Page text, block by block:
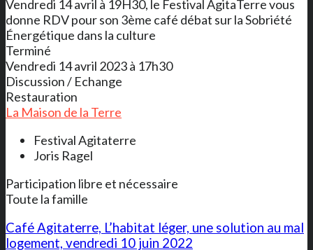
Vendredi 14 avril à 19H30, le Festival AgitaTerre vous
donne RDV pour son 3ème café débat sur la Sobriété
Énergétique dans la culture
Terminé
Vendredi 14 avril 2023 à 17h30
Discussion / Echange
Restauration
La Maison de la Terre
Festival Agitaterre
Joris Ragel
Participation libre et nécessaire
Toute la famille
Café Agitaterre, L’habitat léger, une solution au mal
logement, vendredi 10 juin 2022